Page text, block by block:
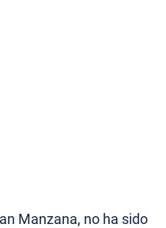
Manzana, no ha sido